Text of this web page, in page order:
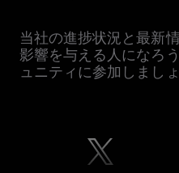
当社の進捗状況と最新
影響を与える人になろ
ュニティに参加しまし